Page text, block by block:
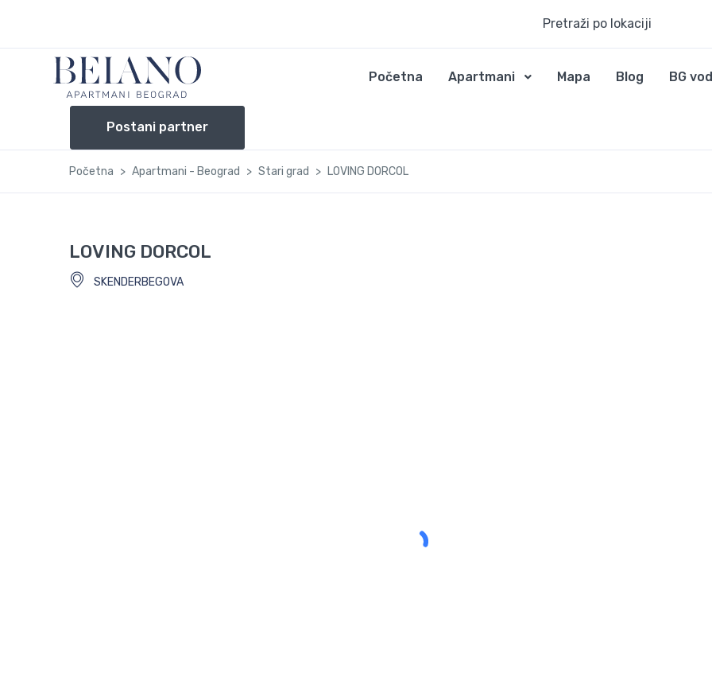
Pretraži po lokaciji
Početna Apartmani Mapa Blog BG
Postani partner
Početna Apartmani - Beograd Stari grad LOVING DORCOL
LOVING DORCOL
SKENDERBEGOVA